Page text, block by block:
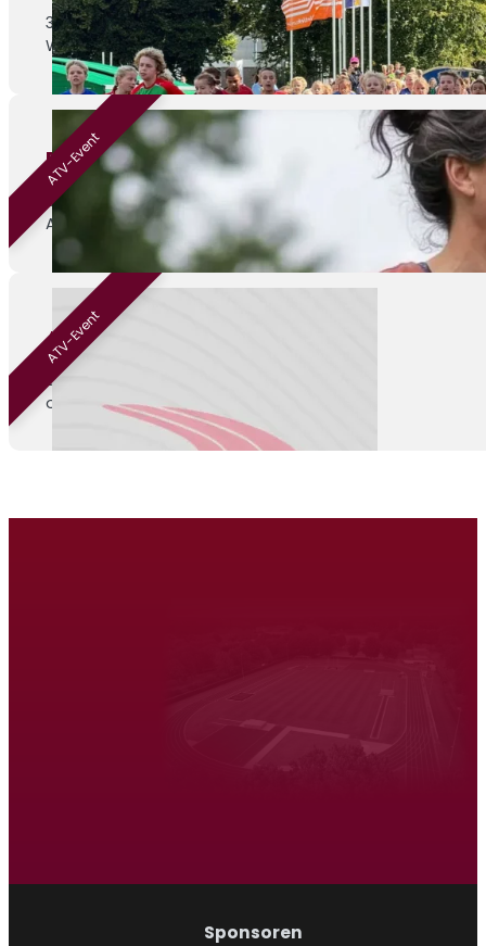
30-08-2026
Weert, Parklaan 1c
Beginnen met hardlopen
01-09-2026
ATV Venray
ATV-Event
ATV Kamp
04-09-2026
onbekend
ATV-Event
Sponsoren